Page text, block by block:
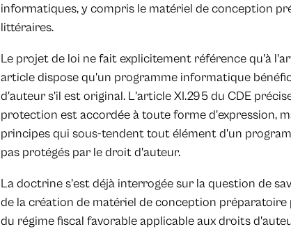
informatiques, y compris le matériel de conception
littéraires.
Le projet de loi ne fait explicitement référence qu'à
article dispose qu'un programme informatique
d'auteur s'il est original. L'article XI.295 du CDE
protection est accordée à toute forme d'expression,
principes qui sous-tendent tout élément d'un
pas protégés par le droit d'auteur.
La doctrine s'est déjà interrogée sur la question de
de la création de matériel de conception
du régime fiscal favorable applicable aux droits